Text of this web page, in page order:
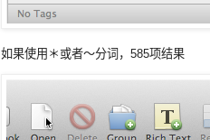
如果使用＊或者～分词，585项结果